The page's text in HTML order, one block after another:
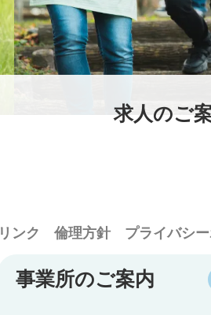
求人のご
リンク 倫理方針 プライバシ
事業所のご案内